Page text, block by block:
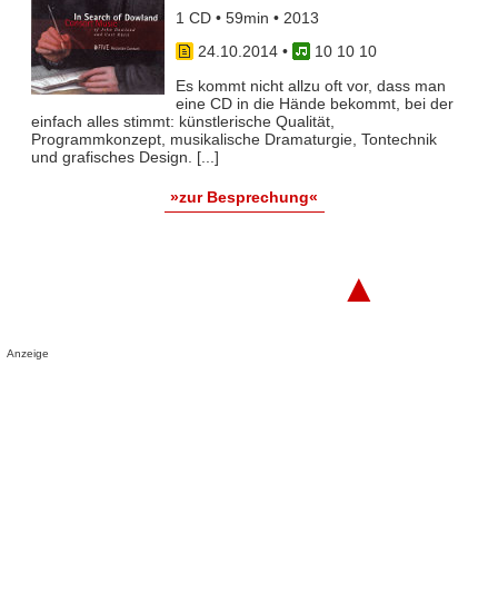
1 CD • 59min • 2013
24.10.2014•
10 10 10
Es kommt nicht allzu oft vor, dass man
eine CD in die Hände bekommt, bei der
einfach alles stimmt: künstlerische Qualität,
Programmkonzept, musikalische Dramaturgie, Tontechnik
und grafisches Design. [...]
»zur Besprechung«
▲
Anzeige